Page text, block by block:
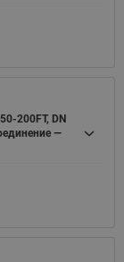
200FT, DN
—